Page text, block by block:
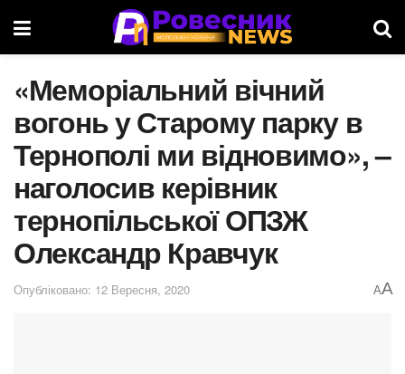
«Меморіальний вічний
вогонь у Старому парку в
Тернополі ми відновимо», –
наголосив керівник
тернопільської ОПЗЖ
Олександр Кравчук
Опубліковано: 12 Вересня, 2020 AA